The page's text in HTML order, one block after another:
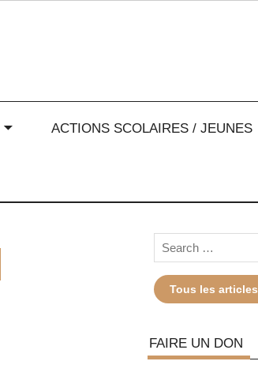
Alpes
ACTIONS SCOLAIRES / JEUNES
Tous les articles
FAIRE UN DON